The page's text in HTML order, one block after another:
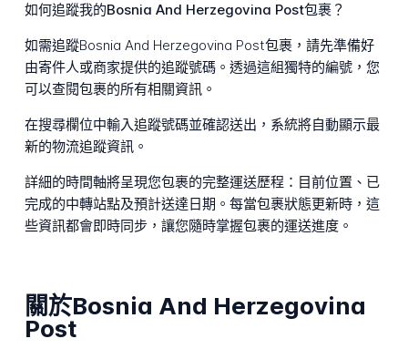
如何追蹤我的Bosnia And Herzegovina Post包裹？
如需追蹤Bosnia And Herzegovina Post包裹，請先準備好
由寄件人或商家提供的追蹤號碼。透過這組獨特的編號，您
可以查閱包裹的所有相關資訊。
在搜尋欄位中輸入追蹤號碼並確認送出，系統將自動顯示最
新的物流追蹤資訊。
詳細的時間軸將呈現您包裹的完整運送歷程：目前位置、已
完成的中轉站點及預計送達日期。每當包裹狀態更新時，這
些資訊都會即時同步，讓您隨時掌握包裹的運送進度。
關於Bosnia And Herzegovina
Post